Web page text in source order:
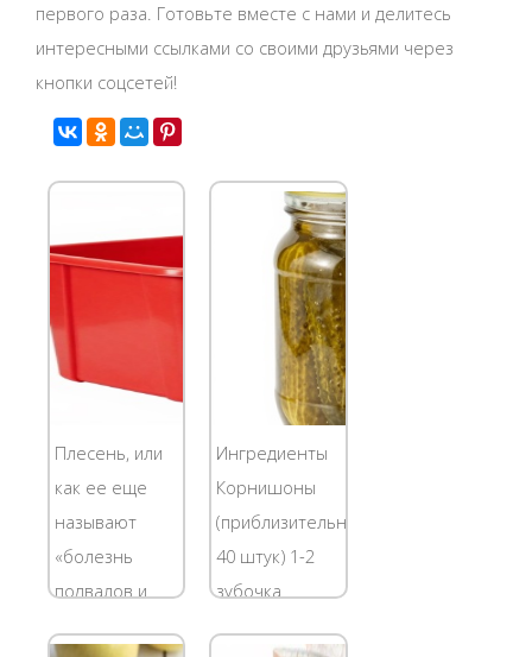
первого раза. Готовьте вместе с нами и делитесь
интересными ссылками со своими друзьями через
кнопки соцсетей!
Плесень, или
как ее еще
называют
«болезнь
подвалов и
Ингредиенты
Корнишоны
(приблизительно
40 штук) 1-2
зубочка